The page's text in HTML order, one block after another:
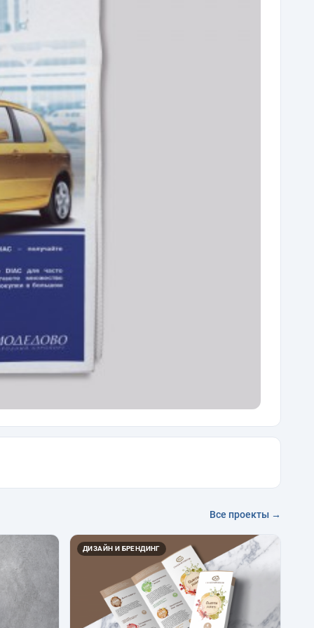
Все проекты →
ДИЗАЙН И БРЕНДИНГ